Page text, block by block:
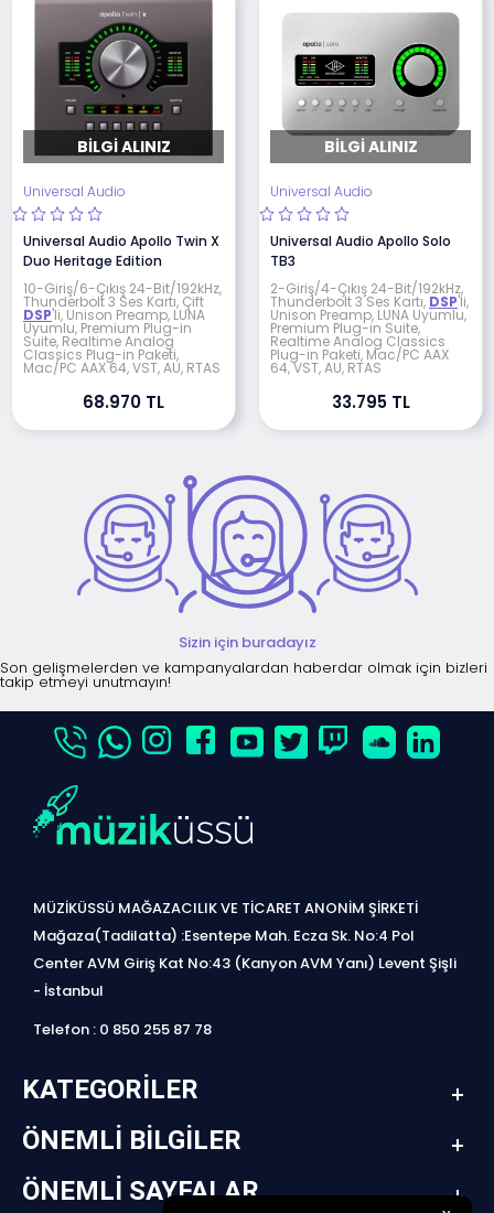
BILGI ALINIZ
Universal Audio
Universal Audio Apollo Twin X
Duo Heritage Edition
10-Giriş/6-Çıkış 24-Bit/192kHz,
Thunderbolt 3 Ses Kartı, Çift
DSP'li, Unison Preamp, LUNA
Uyumlu, Premium Plug-in
Suite, Realtime Analog
Classics Plug-in Paketi,
Mac/PC AAX 64, VST, AU, RTAS
68.970 TL
BILGI ALINIZ
Universal Audio
Universal Audio Apollo Solo
TB3
2-Giriş/4-Çıkış 24-Bit/192kHz,
Thunderbolt 3 Ses Kartı, DSP'li,
Unison Preamp, LUNA Uyumlu,
Premium Plug-in Suite,
Realtime Analog Classics
Plug-in Paketi, Mac/PC AAX
64, VST, AU, RTAS
33.795 TL
Sizin için buradayız
Son gelişmelerden ve kampanyalardan haberdar olmak için bizleri
takip etmeyi unutmayın!
MÜZİKÜSSÜ MAĞAZACILIK VE TİCARET ANONİM ŞİRKETİ
Mağaza(Tadilatta) :Esentepe Mah. Ecza Sk. No:4 Pol
Center AVM Giriş Kat No:43 (Kanyon AVM Yanı) Levent Şişli
- İstanbul
Telefon : 0 850 255 87 78
KATEGORILER
ÖNEMLI BILGILER
ÖNEMLI SAYFALAR